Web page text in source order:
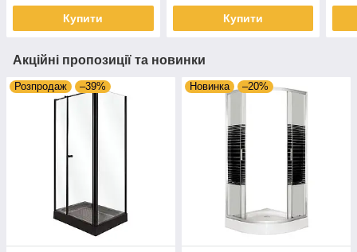
Купити Купити
Акційні пропозиції та новинки
Розпродаж –39% Новинка –20%